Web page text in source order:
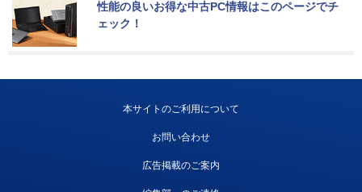
性能の良いお得な中古PC情報はこのページでチ
ェック！
本サイトのご利用について
お問い合わせ
広告掲載のご案内